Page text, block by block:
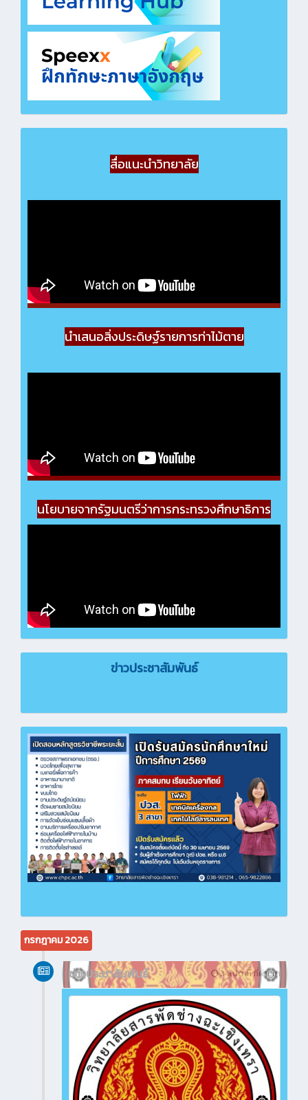
สื่อแนะนำวิทยาลัย
นำเสนอสิ่งประดิษฐ์รายการท่าไม้ตาย
นโยบายจากรัฐมนตรีว่าการกระทรวงศึกษาธิการ
ข่าวประชาสัมพันธ์
กรกฎาคม 2026
3 สัปดาห์ ที่ผ่านมา
ข่าวประชาสัมพันธ์